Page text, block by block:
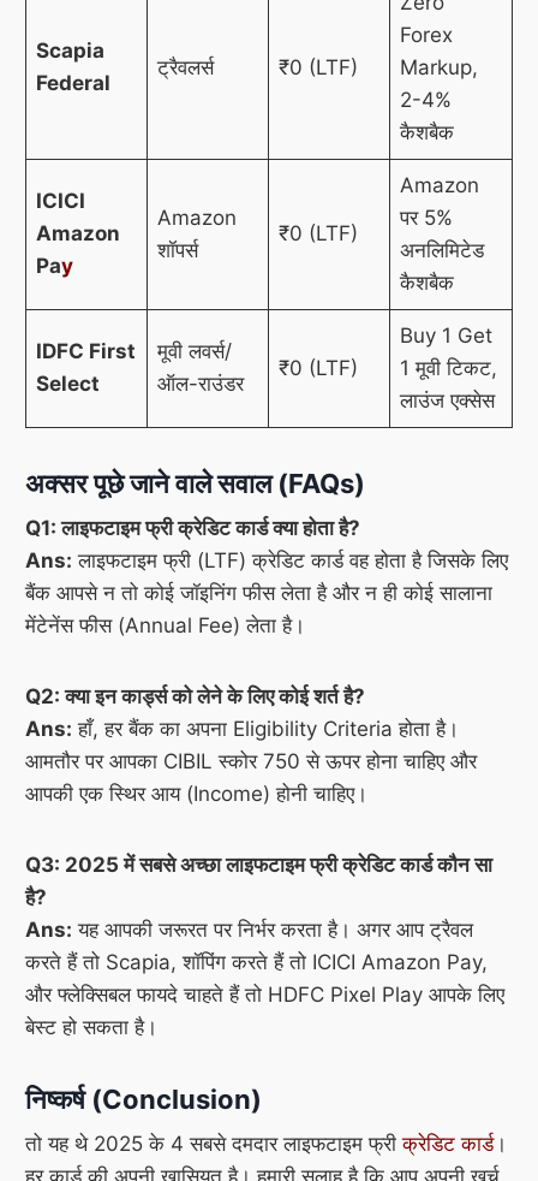
Scapia
Federal
ट्रैवलर्स ₹0 (LTF)
Forex
Markup,
2-4%
कैशबैक
ICICI
Amazon
Pay
Amazon
शॉपर्स
₹0 (LTF)
Amazon
पर 5%
अनलिमिटेड
कैशबैक
IDFC First
Select
मूवी लवर्स/
ऑल-राउंडर
₹0 (LTF)
Buy 1 Get
1 मूवी टिकट,
लाउंज एक्सेस
अक्सर पूछे जाने वाले सवाल (FAQs)
Q1: लाइफटाइम फ्री क्रेडिट कार्ड क्या होता है?
Ans: लाइफटाइम फ्री (LTF) क्रेडिट कार्ड वह होता है जिसके लिए
बैंक आपसे न तो कोई जॉइनिंग फीस लेता है और न ही कोई सालाना
मेंटेनेंस फीस (Annual Fee) लेता है।
Q2: क्या इन कार्ड्स को लेने के लिए कोई शर्त है?
Ans: हाँ, हर बैंक का अपना Eligibility Criteria होता है।
आमतौर पर आपका CIBIL स्कोर 750 से ऊपर होना चाहिए और
आपकी एक स्थिर आय (Income) होनी चाहिए।
Q3: 2025 में सबसे अच्छा लाइफटाइम फ्री क्रेडिट कार्ड कौन सा
है?
Ans: यह आपकी जरूरत पर निर्भर करता है। अगर आप ट्रैवल
करते हैं तो Scapia, शॉपिंग करते हैं तो ICICI Amazon Pay,
और फ्लेक्सिबल फायदे चाहते हैं तो HDFC Pixel Play आपके लिए
बेस्ट हो सकता है।
निष्कर्ष (Conclusion)
तो यह थे 2025 के 4 सबसे दमदार लाइफटाइम फ्रीक्रेडिट कार्ड।
हर कार्ड की अपनी खासियत है। हमारी सलाह है कि आप अपनी खर्च